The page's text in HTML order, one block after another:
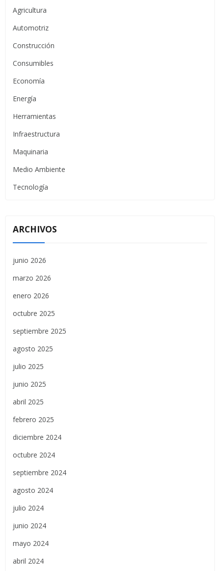
Agricultura
Automotriz
Construcción
Consumibles
Economía
Energía
Herramientas
Infraestructura
Maquinaria
Medio Ambiente
Tecnología
ARCHIVOS
junio 2026
marzo 2026
enero 2026
octubre 2025
septiembre 2025
agosto 2025
julio 2025
junio 2025
abril 2025
febrero 2025
diciembre 2024
octubre 2024
septiembre 2024
agosto 2024
julio 2024
junio 2024
mayo 2024
abril 2024